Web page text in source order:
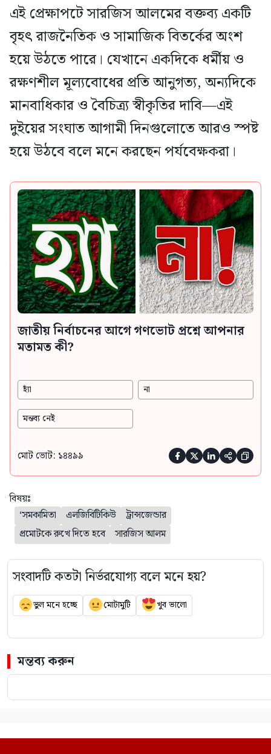
এই প্রেক্ষাপটে সারজিস আলমের বক্তব্য একটি
বৃহৎ রাজনৈতিক ও সামাজিক বিতর্কের অংশ
হয়ে উঠতে পারে। যেখানে একদিকে ধর্মীয় ও
রক্ষণশীল মূল্যবোধের প্রতি আনুগত্য, অন্যদিকে
মানবাধিকার ও বৈচিত্র্য স্বীকৃতির দাবি—এই
দুইয়ের সংঘাত আগামী দিনগুলোতে আরও স্পষ্ট
হয়ে উঠবে বলে মনে করছেন পর্যবেক্ষকরা।
জাতীয় নির্বাচনের আগে গণভোট প্রশ্নে আপনার
মতামত কী?
হ্যাঁ না
মন্তব্য নেই
মোট ভোট: ১৪৪৯৯     
বিষয়ঃ
‘সমকামিতা
এলজিবিটিকিউ
ট্রান্সজেন্ডার
প্রমোটকে রুখে দিতে হবে
সারজিস আলম
সংবাদটি কতটা নির্ভরযোগ্য বলে মনে হয়?
ভুল মনে হচ্ছে মোটামুটি খুব ভালো
মন্তব্য করুন